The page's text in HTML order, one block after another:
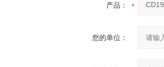
产品：
您的单位：